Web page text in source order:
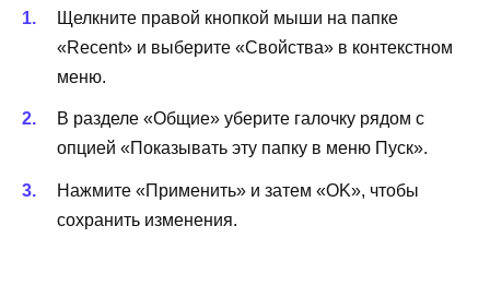
Щелкните правой кнопкой мыши на папке
«Recent» и выберите «Свойства» в контекстном
меню.
В разделе «Общие» уберите галочку рядом с
опцией «Показывать эту папку в меню Пуск».
Нажмите «Применить» и затем «OK», чтобы
сохранить изменения.